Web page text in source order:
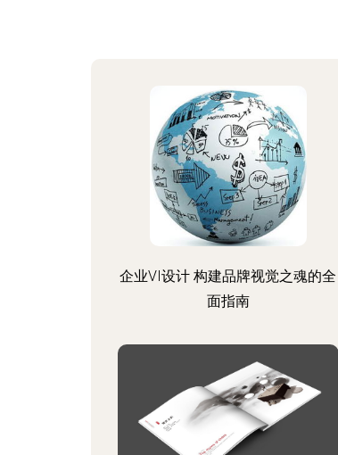
企业VI设计 构建品牌视觉之魂的全
面指南